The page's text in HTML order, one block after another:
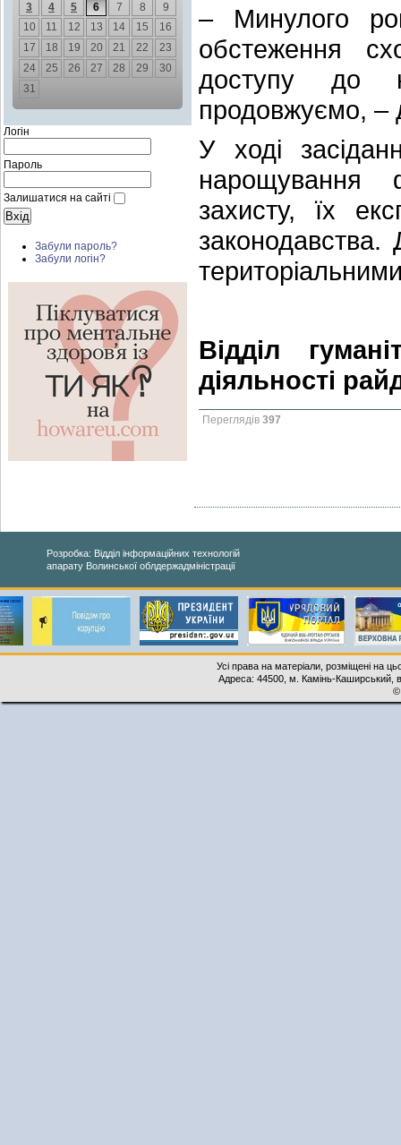
3
4 5 6 7 8
9
10
11 12 13 14 15
16
17
18 19 20 21 22
23
24
25 26 27 28 29
30
31
Логін
Пароль
Залишатися на сайті
Забули пароль?
Забули логін?
– Минулого
обстеження
доступу до
продовжуємо, –
У ході
нарощування
захисту, їх
Відділ
діяльності
Переглядів 397
Розробка: Відділ інформаційних технологій
апарату Волинської облдержадміністрації
Усі права на матеріали, розміщені на
Адреса: 44500, м. Камінь-Каширський,
©